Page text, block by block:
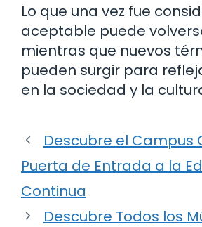
Lo que una vez fue
aceptable puede
mientras que nuevos
pueden surgir para
en la sociedad y la
Descubre el Campus
Puerta de Entrada a la
Continua
Descubre Todos los